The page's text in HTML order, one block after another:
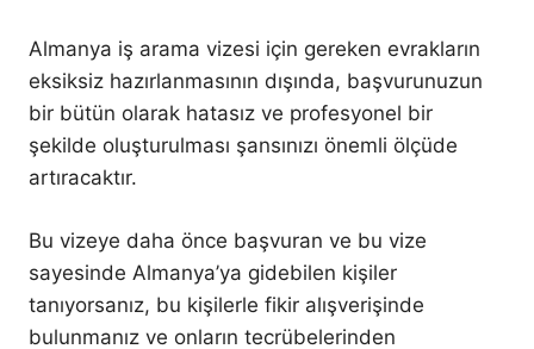
Almanya iş arama vizesi için gereken evrakların
eksiksiz hazırlanmasının dışında, başvurunuzun
bir bütün olarak hatasız ve profesyonel bir
şekilde oluşturulması şansınızı önemli ölçüde
artıracaktır.
Bu vizeye daha önce başvuran ve bu vize
sayesinde Almanya’ya gidebilen kişiler
tanıyorsanız, bu kişilerle fikir alışverişinde
bulunmanız ve onların tecrübelerinden